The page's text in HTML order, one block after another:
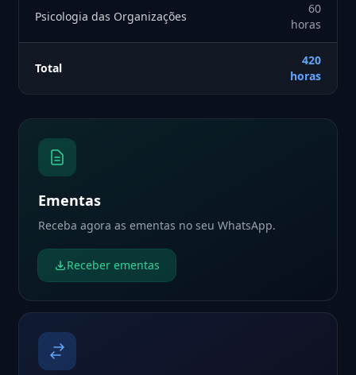
Psicologia das Organizações
60
horas
Total
420
horas
Ementas
Receba agora as ementas no seu WhatsApp.
Receber ementas